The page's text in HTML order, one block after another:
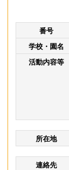
番号
学校・園名
活動内容等
所在地
連絡先